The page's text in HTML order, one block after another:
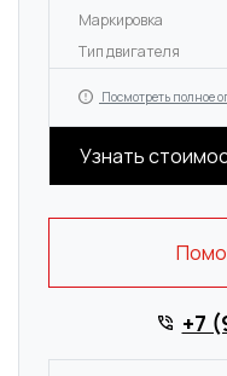
Маркировка
Тип двигателя
Посмотреть полное
Узнать
+7